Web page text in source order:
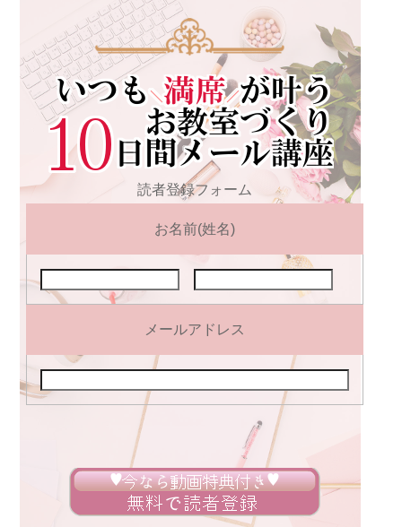
読者登録フォーム
お名前(姓名)
メールアドレス